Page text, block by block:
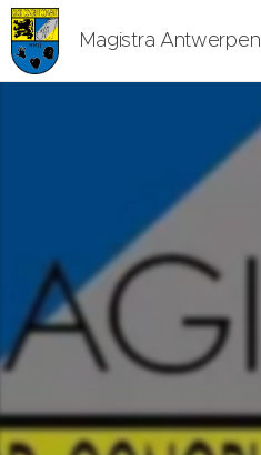
Magistra Antwerpen